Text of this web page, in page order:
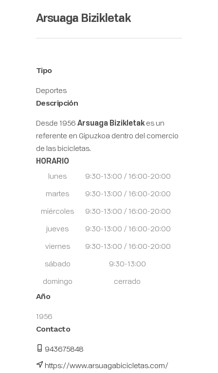
Arsuaga Bizikletak
Tipo
Deportes
Descripción
Desde 1956 Arsuaga Bizikletakes un
referente en Gipuzkoa dentro del comercio
de las bicicletas.
HORARIO
lunes
9:30-13:00 / 16:00-20:00
martes
9:30-13:00 / 16:00-20:00
miércoles
9:30-13:00 / 16:00-20:00
jueves
9:30-13:00 / 16:00-20:00
viernes
9:30-13:00 / 16:00-20:00
sábado
9:30-13:00
domingo
cerrado
Año
1956
Contacto
943675848
https://www.arsuagabicicletas.com/